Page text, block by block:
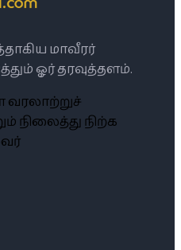
மாவீரர்
ஓர் தரவுத்தளம்.
வரலாற்றுச்
நிற்க